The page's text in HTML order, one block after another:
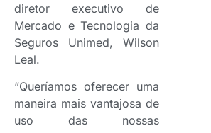
diretor executivo de
Mercado e Tecnologia da
Seguros Unimed, Wilson
Leal.
“Queríamos oferecer uma
maneira mais vantajosa de
uso das nossas